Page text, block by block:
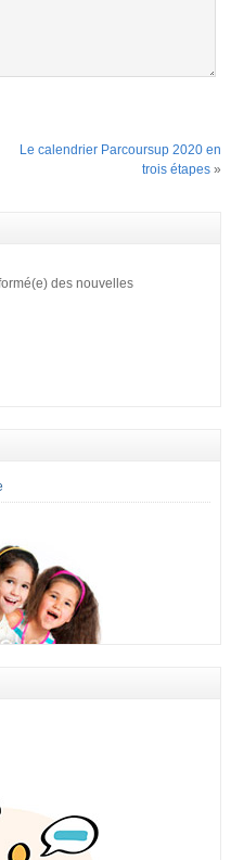
Le calendrier Parcoursup 2020 en
trois étapes »
des nouvelles